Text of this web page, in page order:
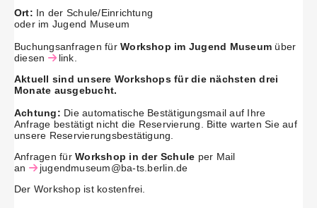
Ort: In der Schule/Einrichtung
oder im Jugend Museum
Buchungsanfragen fürWorkshop im Jugend Museum über
diesen
link.
Aktuell sind unsere Workshops für die nächsten drei
Monate ausgebucht.
Achtung: Die automatische Bestätigungsmail auf Ihre
Anfrage bestätigt nicht die Reservierung. Bitte warten Sie auf
unsere Reservierungsbestätigung.
Anfragen fürWorkshop in der Schule per Mail
an
jugendmuseum@ba-ts.berlin.de
Der Workshop ist kostenfrei.